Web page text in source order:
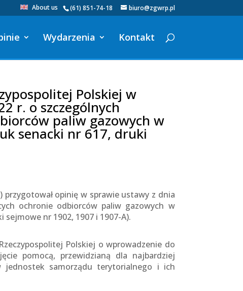
(61) 851-74-18 biuro@zgwrp.pl
About us
Wydarzenia Kontakt
Polskiej w
r. o szczególnych
paliw gazowych w
senacki nr 617, druki
przygotował opinię w sprawie ustawy z dnia
ochronie odbiorców paliw gazowych w
nr 1902, 1907 i 1907-A).
Polskiej o wprowadzenie do
pomocą, przewidzianą dla najbardziej
jednostek samorządu terytorialnego i ich